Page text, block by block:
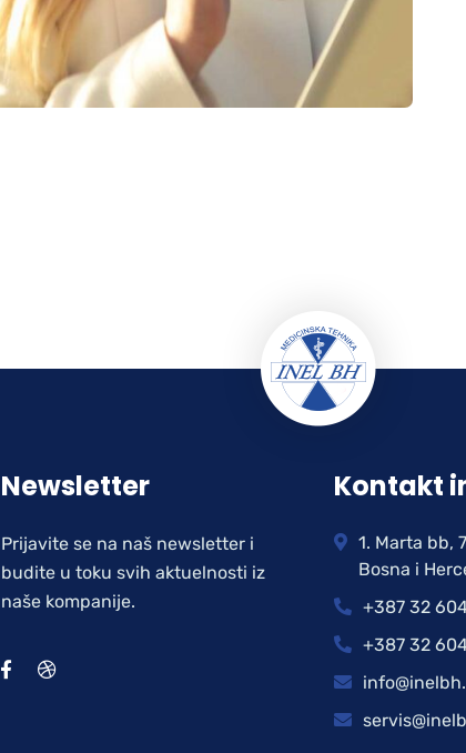
Newsletter
Prijavite se na naš newsletter i
budite u toku svih aktuelnosti iz
naše kompanije.
Kontakt
1. Marta bb,
Bosna i
+387 32
+387 32